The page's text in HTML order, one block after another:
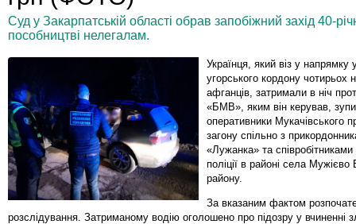
Суд у Закарпатській області обрав запобіжний захід 40-
пособництві нелегалам.
Українця, який віз у напрямку
угорського кордону чотирьох
афганців, затримали в ніч
«БМВ», яким він керував,
оперативники Мукачівського
загону спільно з
«Лужанка» та співробітниками
поліції в районі села Мужієво
району.
За вказаним фактом
розслідування. Затриманому водію оголошено про підозру у вчиненні